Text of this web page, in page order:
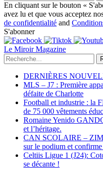
En cliquant sur le bouton «
avez lu et que vous acceptez
de confidentialité and
S'abonner
Le Miroir Magazine
DERNIÈRES
MLS – J7 : Première
défaite de Charlotte
Football et industrie : la
de 75 000 vêtements
Romaine Yenido
et l’héritage.
CAN SCOLAIRE –
sur le podium et confirme
Celtiis Ligue 1 (J24):
se décante !